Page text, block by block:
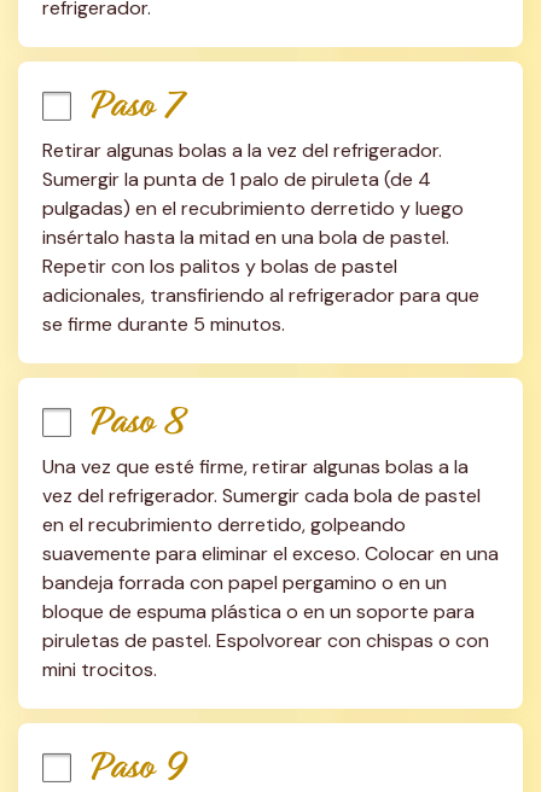
refrigerador.
Paso 7
Retirar algunas bolas a la vez del refrigerador.
Sumergir la punta de 1 palo de piruleta (de 4
pulgadas) en el recubrimiento derretido y luego
insértalo hasta la mitad en una bola de pastel.
Repetir con los palitos y bolas de pastel
adicionales, transfiriendo al refrigerador para que
se firme durante 5 minutos.
Paso 8
Una vez que esté firme, retirar algunas bolas a la
vez del refrigerador. Sumergir cada bola de pastel
en el recubrimiento derretido, golpeando
suavemente para eliminar el exceso. Colocar en una
bandeja forrada con papel pergamino o en un
bloque de espuma plástica o en un soporte para
piruletas de pastel. Espolvorear con chispas o con
mini trocitos.
Paso 9